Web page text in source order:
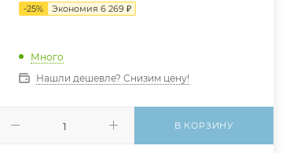
-25% Экономия 6 269 ₽
Много
Нашли дешевле? Снизим цену!
В КОРЗИНУ